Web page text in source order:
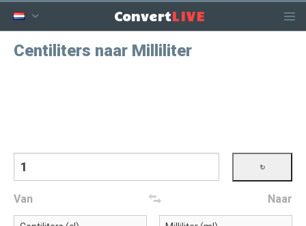
ConvertLIVE
Centiliters naar Milliliter
Van Naar